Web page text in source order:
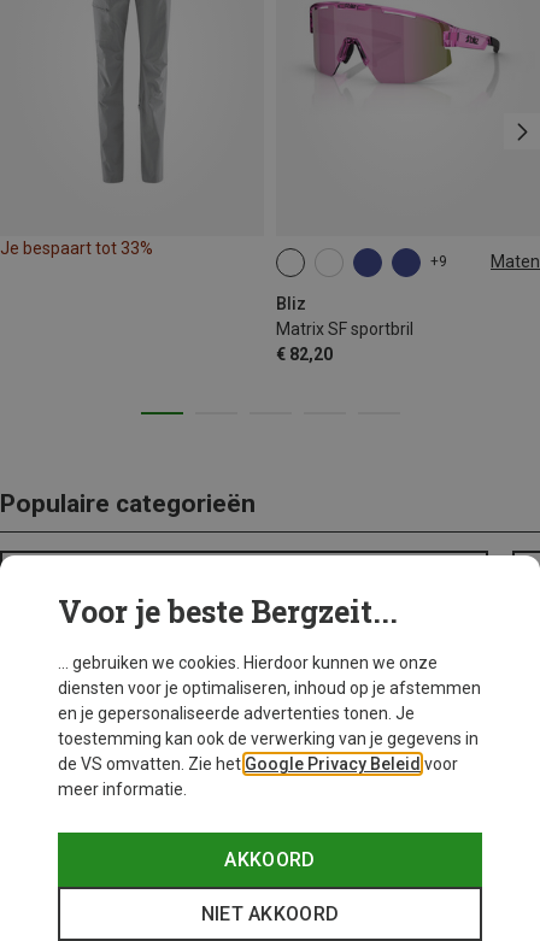
Je bespaart tot 33%
+9 Maten
Bliz
Matrix SF sportbril
€ 82,20
ONE SIZE
Populaire categorieën
Voor je beste Bergzeit...
... gebruiken we cookies. Hierdoor kunnen we onze
diensten voor je optimaliseren, inhoud op je afstemmen
en je gepersonaliseerde advertenties tonen. Je
toestemming kan ook de verwerking van je gegevens in
de VS omvatten. Zie het Google Privacy Beleid voor
meer informatie.
AKKOORD
NIET AKKOORD